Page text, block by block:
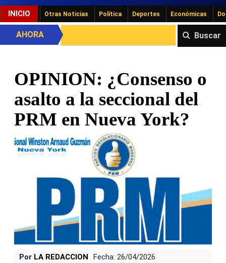
INICIO Otras Noticias Política Deportes Económicas
Buscar
AHORA
OPINION: ¿Consenso o
asalto a la seccional del
PRM en Nueva York?
Por LA REDACCION
Fecha: 26/04/2026